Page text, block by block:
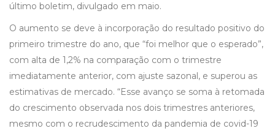
último boletim, divulgado em maio.
O aumento se deve à incorporação do resultado positivo do
primeiro trimestre do ano, que “foi melhor que o esperado”,
com alta de 1,2% na comparação com o trimestre
imediatamente anterior, com ajuste sazonal, e superou as
estimativas de mercado. “Esse avanço se soma à retomada
do crescimento observada nos dois trimestres anteriores,
mesmo com o recrudescimento da pandemia de covid-19